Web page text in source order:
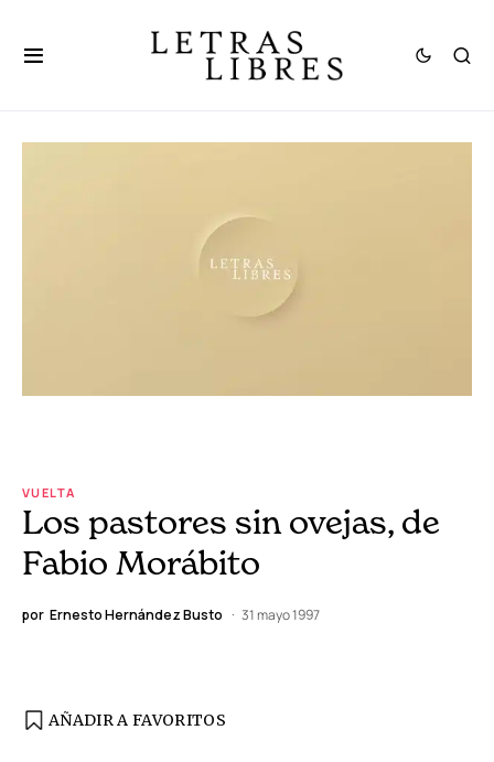
VUELTA
Los pastores sin ovejas, de
Fabio Morábito
por Ernesto Hernández Busto 31 mayo 1997
AÑADIR A FAVORITOS